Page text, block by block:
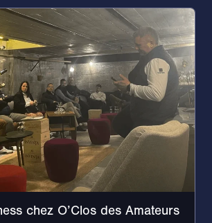
chez O’Clos des Amateurs